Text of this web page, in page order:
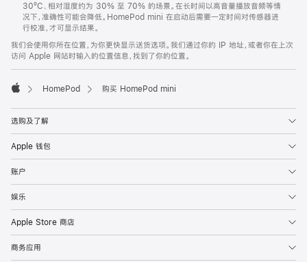
30ºC、相对湿度约为 30% 至 70% 的场景。在长时间以高音量播放音频等情
况下，准确性可能会降低。HomePod mini 在启动后需要一定时间对传感器进
行校准，才可显示结果。
我们会使用你所在位置，为你更快显示送货选项。我们通过你的 IP 地址，或者你在上次
访问 Apple 网站时输入的位置信息，找到了你的位置。
HomePod 购买 HomePod mini
选购及了解
Apple 钱包
账户
娱乐
Apple Store 商店
商务应用